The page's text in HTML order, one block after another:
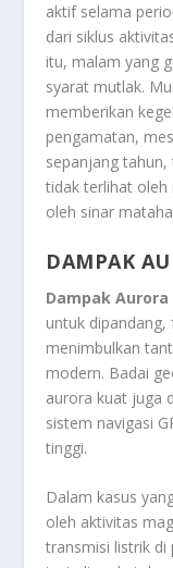
aktif selama
dari siklus
itu, malam yang
syarat mutlak.
memberikan
pengamatan,
sepanjang
tidak terlihat oleh
oleh sinar
DAMPAK
Dampak
untuk
menimbulkan
modern. Badai
aurora kuat juga
sistem navigasi
tinggi.
Dalam kasus
oleh aktivitas
transmisi listrik di